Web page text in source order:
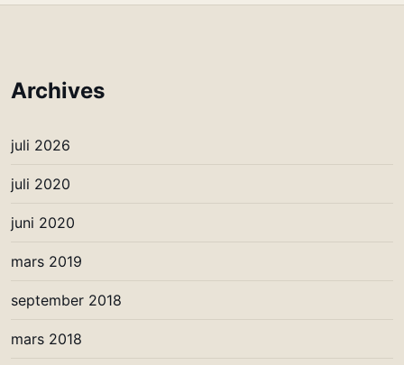
Archives
juli 2026
juli 2020
juni 2020
mars 2019
september 2018
mars 2018